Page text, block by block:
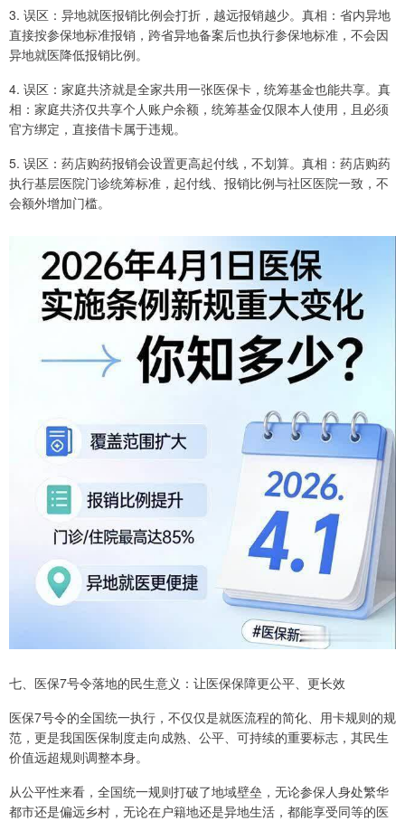
3. 误区：异地就医报销比例会打折，越远报销越少。真相：省内异地
直接按参保地标准报销，跨省异地备案后也执行参保地标准，不会因
异地就医降低报销比例。
4. 误区：家庭共济就是全家共用一张医保卡，统筹基金也能共享。真
相：家庭共济仅共享个人账户余额，统筹基金仅限本人使用，且必须
官方绑定，直接借卡属于违规。
5. 误区：药店购药报销会设置更高起付线，不划算。真相：药店购药
执行基层医院门诊统筹标准，起付线、报销比例与社区医院一致，不
会额外增加门槛。
七、医保7号令落地的民生意义：让医保保障更公平、更长效
医保7号令的全国统一执行，不仅仅是就医流程的简化、用卡规则的规
范，更是我国医保制度走向成熟、公平、可持续的重要标志，其民生
价值远超规则调整本身。
从公平性来看，全国统一规则打破了地域壁垒，无论参保人身处繁华
都市还是偏远乡村，无论在户籍地还是异地生活，都能享受同等的医